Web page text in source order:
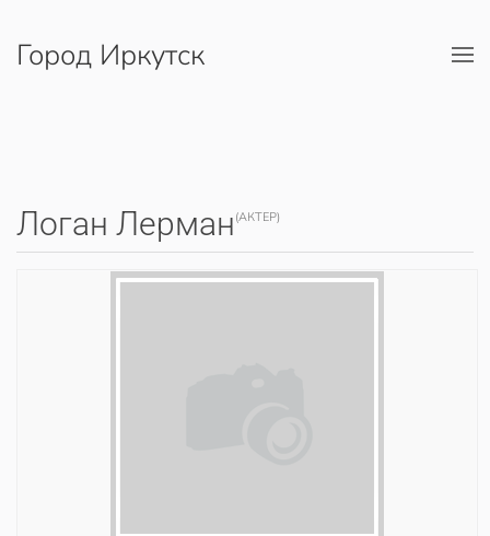
Перейти к содержимому
Город Иркутск
Логан Лерман (АКТЕР)